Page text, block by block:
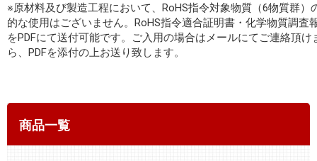
※原材料及び製造工程において、RoHS指令対象物質（6物質群）
的な使用はございません。RoHS指令適合証明書・化学物質調査
をPDFにて送付可能です。ご入用の場合はメールにてご連絡頂け
ら、PDFを添付の上お送り致します。
商品一覧